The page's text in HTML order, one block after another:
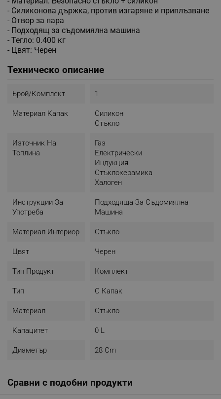
- Силиконова държка, против изгаряне и приплъзване
- Отвор за пара
- Подходящ за съдомиялна машина
- Тегло: 0.400 кг
- Цвят: Черен
Техническо описание
Брой/комплект 1
Материал Капак
Силикон
Стъкло
Източник На
Топлина
Газ
Електрически
Индукция
Стъклокерамика
Халоген
Инструкции За
Употреба
Подходяща За Съдомиялна
Машина
Материал Интериор Стъкло
Цвят Черен
Тип Продукт Комплект
Тип С Капак
Материал Стъкло
Капацитет 0 L
Диаметър 28 Cm
Сравни с подобни продукти